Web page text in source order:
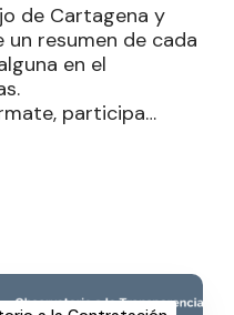
de Cartagena y
un resumen de cada
en el
participa…